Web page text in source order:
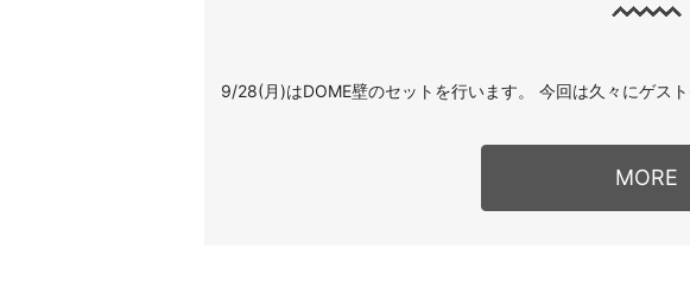
9/28(月)はDOME壁のセットを行います。 今回は久々にゲス
MORE